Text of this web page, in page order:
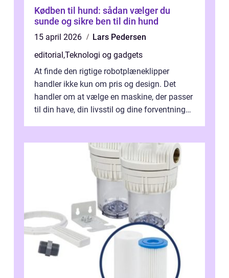
Kødben til hund: sådan vælger du
sunde og sikre ben til din hund
15 april 2026
Lars Pedersen
editorial ,Teknologi og gadgets
At finde den rigtige robotplæneklipper
handler ikke kun om pris og design. Det
handler om at vælge en maskine, der passer
til din have, din livsstil og dine forventninger.